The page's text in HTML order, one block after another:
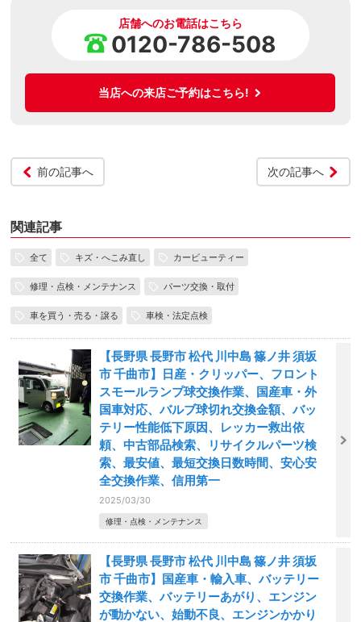
店舗へのお電話はこちら
0120-786-508
当店への来店ご予約はこちら!
前の記事へ 次の記事へ
関連記事
全て キズ・へこみ直し カービューティー
修理・点検・メンテナンス パーツ交換・取付
車を買う・売る・譲る 車検・法定点検
【長野県 長野市 松代 川中島 篠ノ井 須坂
市 千曲市】日産・クリッパー、フロント
スモールランプ球交換作業、国産車・外
国車対応、バルブ球切れ交換金額、バッ
テリー性能低下原因、レッカー救出依
頼、中古部品検索、リサイクルパーツ検
索、最安値、最短交換日数時間、安心安
全交換作業、信用第一
2025/03/30
修理・点検・メンテナンス
【長野県 長野市 松代 川中島 篠ノ井 須坂
市 千曲市】国産車・輸入車、バッテリー
交換作業、バッテリーあがり、エンジン
が動かない、始動不良、エンジンかかり